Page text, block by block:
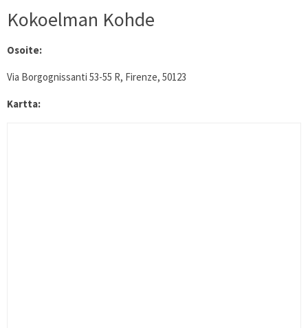
Kokoelman Kohde
Osoite:
Via Borgognissanti 53-55 R, Firenze, 50123
Kartta: